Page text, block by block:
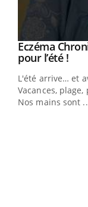
Youtube
Eczéma
pour l’été !
L'été arrive… et
Vacances,
Nos mains sont